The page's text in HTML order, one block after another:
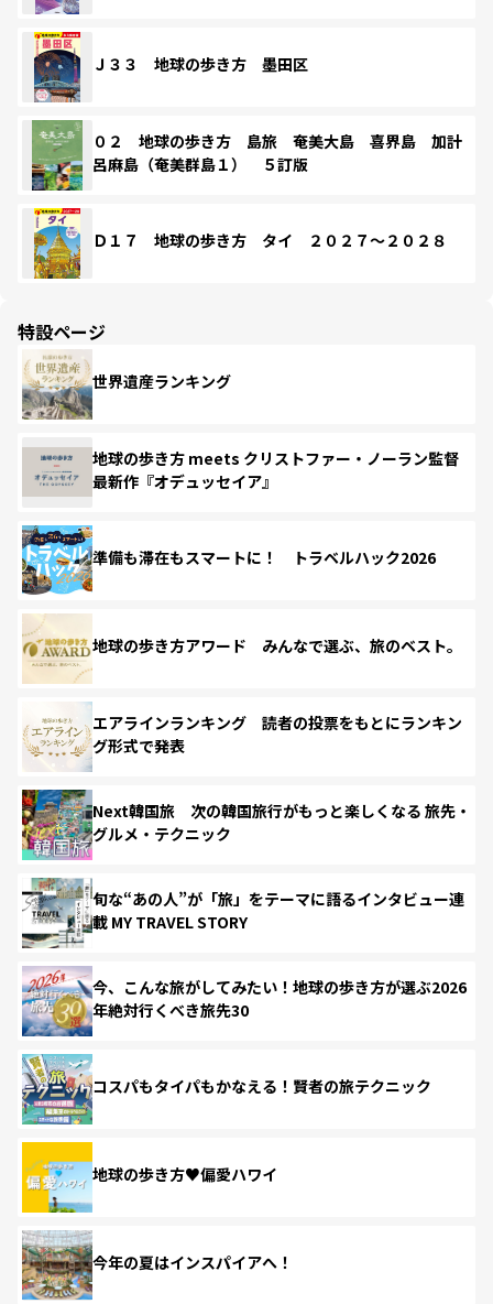
Ｊ３３ 地球の歩き方 墨田区
０２ 地球の歩き方 島旅 奄美大島 喜界島 加計
呂麻島（奄美群島１） ５訂版
Ｄ１７ 地球の歩き方 タイ ２０２７～２０２８
特設ページ
世界遺産ランキング
地球の歩き方 meets クリストファー・ノーラン監督
最新作『オデュッセイア』
準備も滞在もスマートに！ トラベルハック2026
地球の歩き方アワード みんなで選ぶ、旅のベスト。
エアラインランキング 読者の投票をもとにランキン
グ形式で発表
Next韓国旅 次の韓国旅行がもっと楽しくなる 旅先・
グルメ・テクニック
旬な“あの人”が「旅」をテーマに語るインタビュー連
載 MY TRAVEL STORY
今、こんな旅がしてみたい！地球の歩き方が選ぶ2026
年絶対行くべき旅先30
コスパもタイパもかなえる！賢者の旅テクニック
地球の歩き方♥偏愛ハワイ
今年の夏はインスパイアへ！